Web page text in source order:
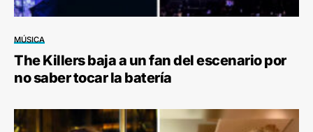
MÚSICA
The Killers baja a un fan del escenario por
no saber tocar la batería